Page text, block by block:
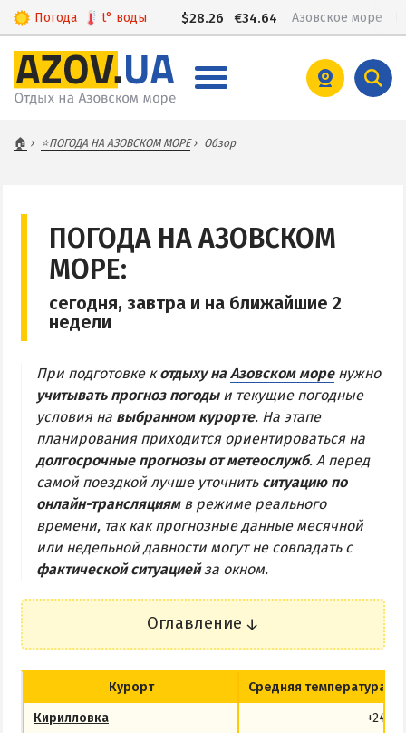
Погода t° воды $28.26 €34.64 Азовское море
Питание в Кирилловке
Развлечения в Кирилловке
Проезд в Кирилловку
БАЗЫ ОТДЫХА И ОТЕЛИ КИРИЛЛОВКИ
Федотова коса
Коса Пересыпь
Центр Кирилловки
Степок
Остров Бирючий
Частный сектор в Кирилловке
Жилье в Кирилловке с бассейном
Жилье на первой линии
Недорогое жилье в Кирилловке
АРАБАТСКАЯ СТРЕЛКА
Веб-камеры Арабатки и Геническа
Цены на Арабатской Стрелке 2026
🏠 ⭐ПОГОДА НА АЗОВСКОМ МОРЕ Обзор
ПОГОДА НА АЗОВСКОМ
МОРЕ:
сегодня, завтра и на ближайшие 2
недели
При подготовке котдыху на Азовском моренужно
учитывать прогноз погодыи текущие погодные
условия на выбранном курорте. На этапе
планирования приходится ориентироваться на
долгосрочные прогнозы от метеослужб. А перед
самой поездкой лучше уточнить ситуацию по
онлайн-трансляциямв режиме реального
времени, так как прогнозные данные месячной
или недельной давности могут не совпадать с
фактической ситуациейза окном.
Оглавление
Курорт
Средняя температура
Кирилловка
+24